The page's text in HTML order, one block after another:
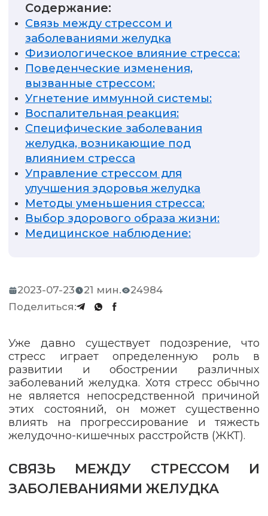
Содержание:
Связь между стрессом и
заболеваниями желудка
Физиологическое влияние стресса:
Поведенческие изменения,
вызванные стрессом:
Угнетение иммунной системы:
Воспалительная реакция:
Специфические заболевания
желудка, возникающие под
влиянием стресса
Управление стрессом для
улучшения здоровья желудка
Методы уменьшения стресса:
Выбор здорового образа жизни:
Медицинское наблюдение:
2023-07-23 21 мин.
24984
Поделиться:
Уже давно существует подозрение, что
стресс играет определенную роль в
развитии и обострении различных
заболеваний желудка. Хотя стресс обычно
не является непосредственной причиной
этих состояний, он может существенно
влиять на прогрессирование и тяжесть
желудочно-кишечных расстройств (ЖКТ).
СВЯЗЬ МЕЖДУ СТРЕССОМ И
ЗАБОЛЕВАНИЯМИ ЖЕЛУДКА